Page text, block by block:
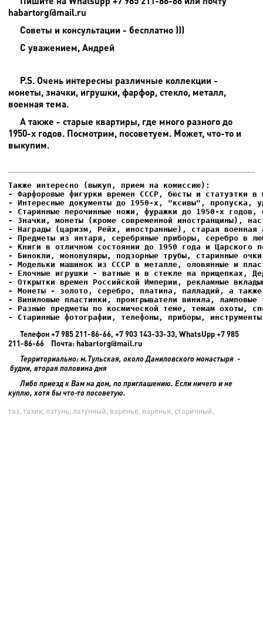
habartorg@mail.ru
Советы и консультации - бесплатно )))
С уважением, Андрей
P.S. Очень интересны различные коллекции -
монеты, значки, игрушки, фарфор, стекло, металл,
военная тема.
А также - старые квартиры, где много разного до
1950-х годов. Посмотрим, посоветуем. Может, что-то и
выкупим.
- Фарфоровые фигурки времен СССР, бюсты и статуэтки в
- Интересные документы до 1950-х, "ксивы", пропуска,
- Елочные игрушки - ватные и в стекле на прищепках,
- Старинные фотографии, телефоны, приборы,
Телефон +7 985 211-86-66, +7 903 143-33-33, WhatsUpp +7 985
211-86-66 Почта: habartorg@mail.ru
Территориально: м.Тульская, около Даниловского монастыря -
будни, вторая половина дня
Либо приезд к Вам на дом, по приглашению. Если ничего и не
куплю, хотя бы что-то посоветую.
таз, тазик, латунь, латунный, варенье, варенья, старинный,